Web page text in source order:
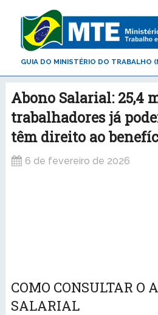
GUIA DO MINISTÉRIO DO TRABALHO
Abono Salarial: 25,4
trabalhadores já
têm direito ao
6 de fevereiro de 2026
COMO CONSULTAR O
SALARIAL